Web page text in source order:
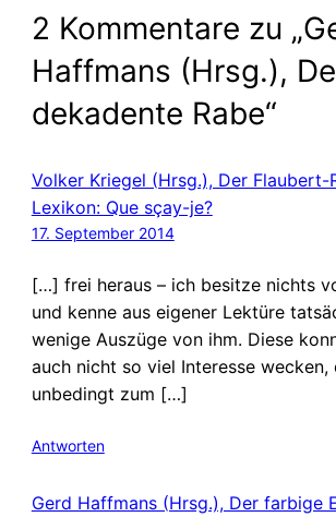
2 Kommentare zu
Haffmans (Hrsg.),
dekadente Rabe“
Volker Kriegel (Hrsg.), Der Flaubert-
Lexikon: Que sçay-je?
17. September 2014
[…] frei heraus – ich besitze nichts
und kenne aus eigener Lektüre
wenige Auszüge von ihm. Diese
auch nicht so viel Interesse wecken,
unbedingt zum […]
Antworten
Gerd Haffmans (Hrsg.), Der farbige